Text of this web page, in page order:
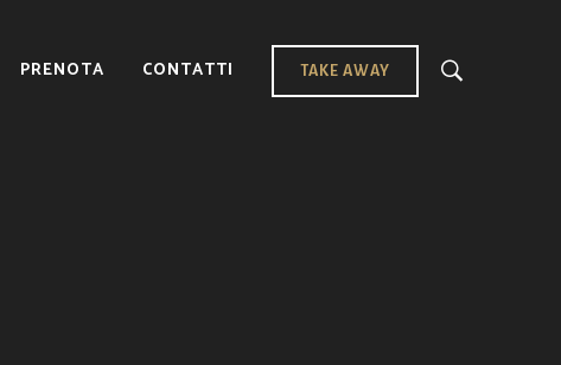
PRENOTA CONTATTI TAKE AWAY